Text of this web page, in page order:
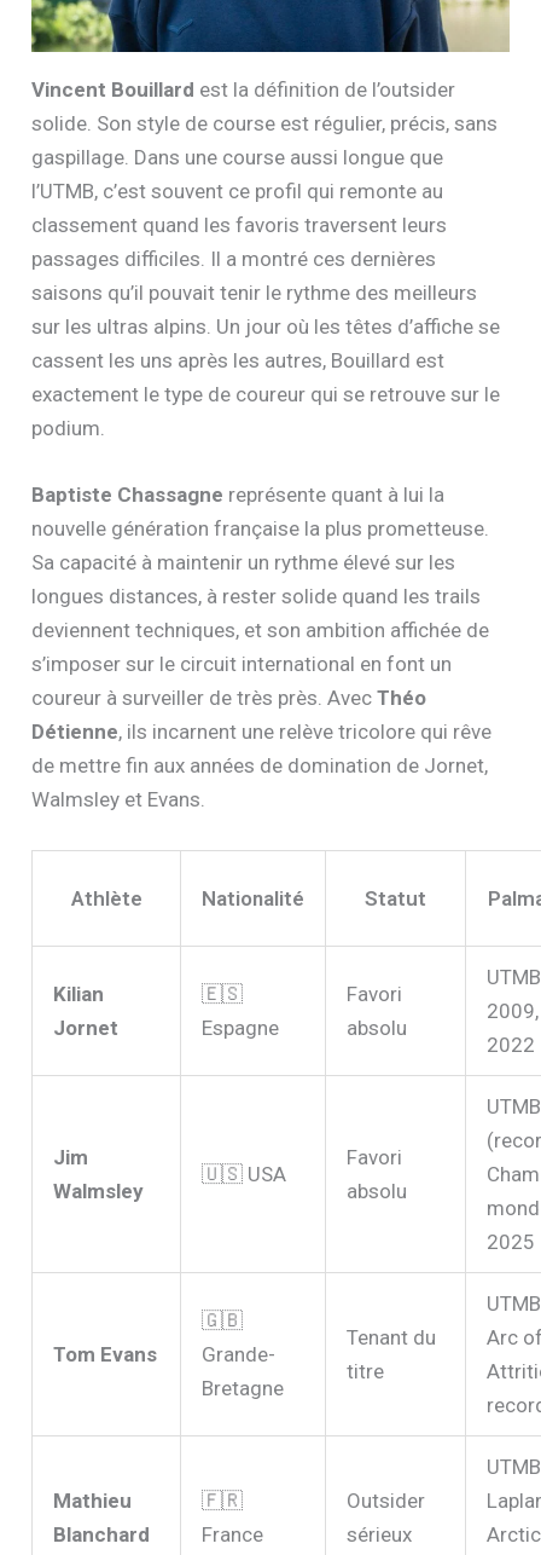
Vincent Bouillard est la définition de l’outsider
solide. Son style de course est régulier, précis, sans
gaspillage. Dans une course aussi longue que
l’UTMB, c’est souvent ce profil qui remonte au
classement quand les favoris traversent leurs
passages difficiles. Il a montré ces dernières
saisons qu’il pouvait tenir le rythme des meilleurs
sur les ultras alpins. Un jour où les têtes d’affiche se
cassent les uns après les autres, Bouillard est
exactement le type de coureur qui se retrouve sur le
podium.
Baptiste Chassagne représente quant à lui la
nouvelle génération française la plus prometteuse.
Sa capacité à maintenir un rythme élevé sur les
longues distances, à rester solide quand les trails
deviennent techniques, et son ambition affichée de
s’imposer sur le circuit international en font un
coureur à surveiller de très près. AvecThéo
Détienne, ils incarnent une relève tricolore qui rêve
de mettre fin aux années de domination de Jornet,
Walmsley et Evans.
Athlète Nationalité Statut
Kilian
Jornet
🇪🇸
Espagne
Favori
absolu
2022
Jim
Walmsley
🇺🇸 USA
Favori
absolu
2025
Tom Evans
🇬🇧
Grande-
Bretagne
Tenant du
titre
Arc
Mathieu
Blanchard
🇫🇷
France
Outsider
sérieux